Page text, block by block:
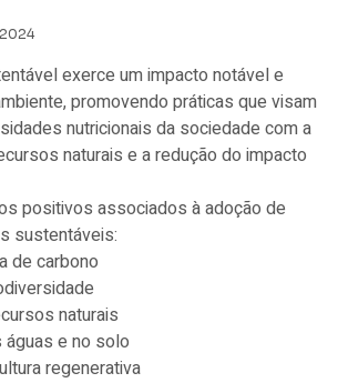
exerce um impacto notável e
promovendo práticas que visam
nutricionais da sociedade com a
naturais e a redução do impacto
positivos associados à adoção de
sustentáveis:
de carbono
naturais
e no solo
regenerativa